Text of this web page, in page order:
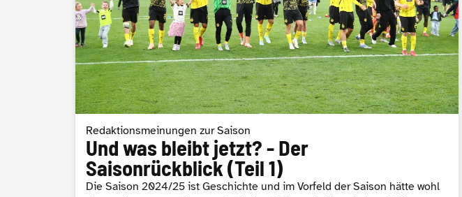
Redaktionsmeinungen zur Saison
Und was bleibt jetzt? - Der
Saisonrückblick (Teil 1)
Die Saison 2024/25 ist Geschichte und im Vorfeld der Saison hätte wohl